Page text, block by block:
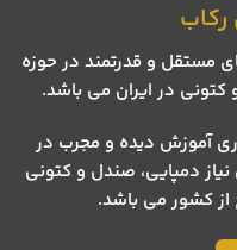
مستقل و قدرتمند در حوزه
در ایران می باشد.
آموزش دیده و مجرب در
دمپایی، صندل و کتونی
از کشور می باشد.